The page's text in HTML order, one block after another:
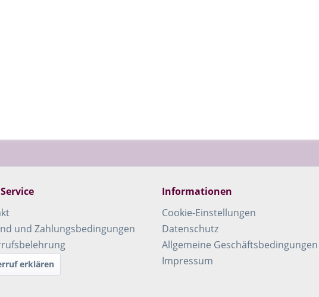
und Zahlungsbedingungen
erklären
Informationen
Cookie-Einstellungen
Datenschutz
Allgemeine Geschäftsbedingungen
Impressum